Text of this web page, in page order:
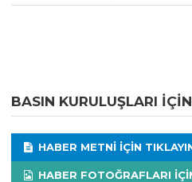
BASIN KURULUŞLARI
HABER METNI IÇIN
HABER FOTOĞRAFLARI